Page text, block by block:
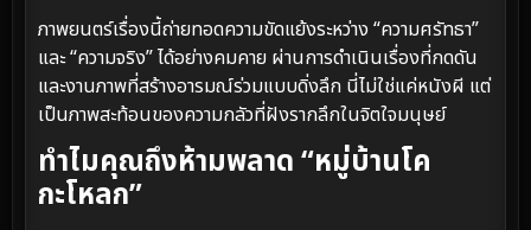
ภาพยนตร์เรื่องนี้ถ่ายทอดความขัดแย้งระหว่าง “ความศรัทธา”
และ “ความจริง” ได้อย่างคมคาย ผ่านการดำเนินเรื่องที่กดดัน
และงานภาพที่สร้างอารมณ์ร่วมแบบดิ่งลึก นี่ไม่ใช่แค่หนังผี แต่
เป็นภาพสะท้อนของความกลัวที่ฝังรากลึกในจิตใจมนุษย์
ทำไมคุณถึงห้ามพลาด “หมู่บ้านโค
กะโหลก”